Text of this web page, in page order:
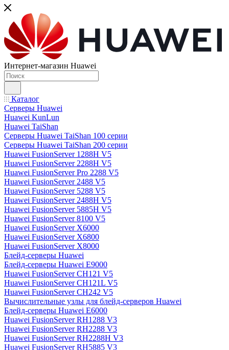
Интернет-магазин Huawei
Каталог
Серверы Huawei
Huawei KunLun
Huawei TaiShan
Серверы Huawei TaiShan 100 серии
Серверы Huawei TaiShan 200 серии
Huawei FusionServer 1288H V5
Huawei FusionServer 2288H V5
Huawei FusionServer Pro 2288 V5
Huawei FusionServer 2488 V5
Huawei FusionServer 5288 V5
Huawei FusionServer 2488H V5
Huawei FusionServer 5885H V5
Huawei FusionServer 8100 V5
Huawei FusionServer X6000
Huawei FusionServer X6800
Huawei FusionServer X8000
Блейд-серверы Huawei
Блейд-серверы Huawei E9000
Huawei FusionServer CH121 V5
Huawei FusionServer CH121L V5
Huawei FusionServer CH242 V5
Вычислительные узлы для блейд-серверов Huawei
Блейд-серверы Huawei E6000
Huawei FusionServer RH1288 V3
Huawei FusionServer RH2288 V3
Huawei FusionServer RH2288H V3
Huawei FusionServer RH5885 V3